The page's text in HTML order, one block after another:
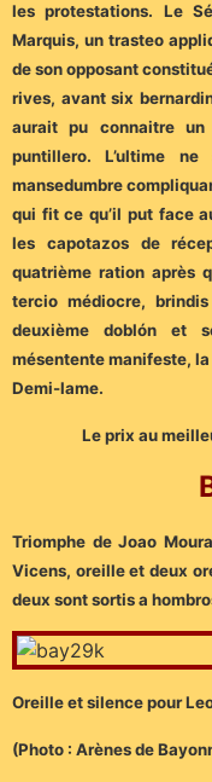
les protestations. Le
Marquis, un trasteo
de son opposant
rives, avant six
aurait pu connaitre
puntillero. L’ultime
mansedumbre
qui fit ce qu’il put face
les capotazos de
quatrième ration après
tercio médiocre,
deuxième doblón et
mésentente manifeste, la
Demi-lame.
Le prix au
Triomphe de Joao
Vicens, oreille et deux
deux sont sortis a
Oreille et silence pour
(Photo : Arènes de